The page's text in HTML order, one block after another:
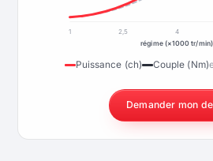
1 2,5 4
régime (×1000 tr/min)
Puissance (ch) Couple (Nm)
Demander mon